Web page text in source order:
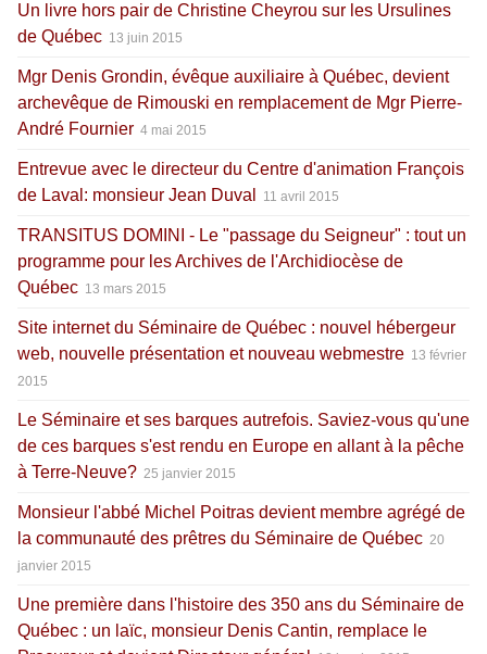
Un livre hors pair de Christine Cheyrou sur les Ursulines
de Québec 13 juin 2015
Mgr Denis Grondin, évêque auxiliaire à Québec, devient
archevêque de Rimouski en remplacement de Mgr Pierre-
André Fournier 4 mai 2015
Entrevue avec le directeur du Centre d'animation François
de Laval: monsieur Jean Duval
11 avril 2015
TRANSITUS DOMINI - Le "passage du Seigneur" : tout un
programme pour les Archives de l'Archidiocèse de
Québec 13 mars 2015
Site internet du Séminaire de Québec : nouvel hébergeur
web, nouvelle présentation et nouveau webmestre 13 février
2015
Le Séminaire et ses barques autrefois. Saviez-vous qu'une
de ces barques s'est rendu en Europe en allant à la pêche
à Terre-Neuve? 25 janvier 2015
Monsieur l'abbé Michel Poitras devient membre agrégé de
la communauté des prêtres du Séminaire de Québec 20
janvier 2015
Une première dans l'histoire des 350 ans du Séminaire de
Québec : un laïc, monsieur Denis Cantin, remplace le